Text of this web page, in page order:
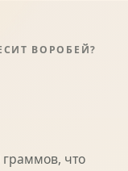
ВОРОБЕЙ?
что